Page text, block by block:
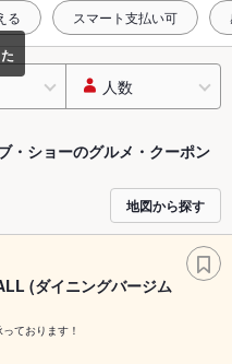
る スマート支払い可
人数
・ショーのグルメ・クーポン
地図から探す
(ダイニングバージム
ております！